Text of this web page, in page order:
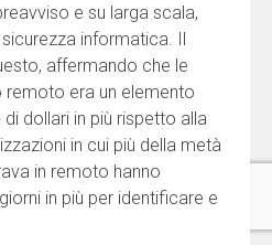
e su larga scala,
informatica. Il
affermando che le
remoto era un elemento
dollari in più rispetto alla
in cui più della metà
in remoto hanno
in più per identificare e